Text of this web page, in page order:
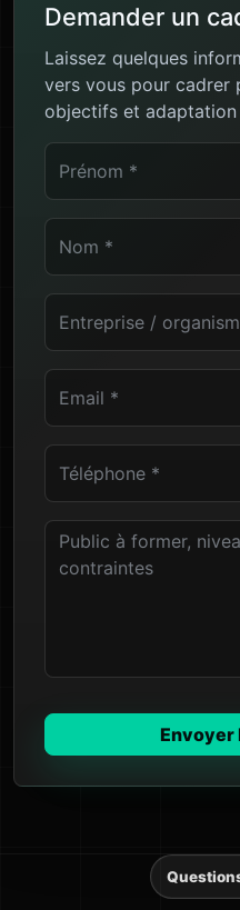
Demander un
Laissez quelques
vers vous pour cadrer
objectifs et
Prénom
Nom
Entreprise ou organisme
Email professionnel
Téléphone
Public à former,
Envoyer